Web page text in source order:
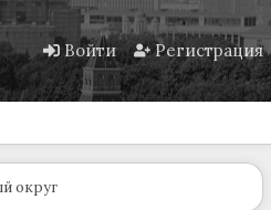
Войти Регистрация
округ